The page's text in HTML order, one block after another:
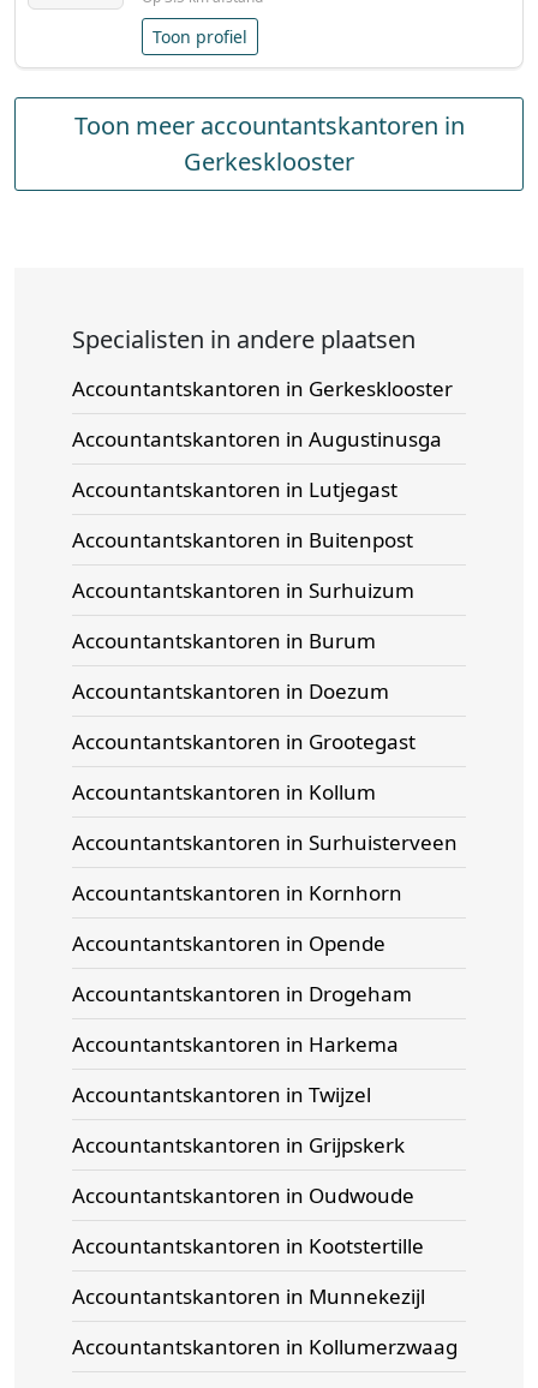
Toon profiel
Toon meer accountantskantoren in
Gerkesklooster
Specialisten in andere plaatsen
Accountantskantoren in Gerkesklooster
Accountantskantoren in Augustinusga
Accountantskantoren in Lutjegast
Accountantskantoren in Buitenpost
Accountantskantoren in Surhuizum
Accountantskantoren in Burum
Accountantskantoren in Doezum
Accountantskantoren in Grootegast
Accountantskantoren in Kollum
Accountantskantoren in Surhuisterveen
Accountantskantoren in Kornhorn
Accountantskantoren in Opende
Accountantskantoren in Drogeham
Accountantskantoren in Harkema
Accountantskantoren in Twijzel
Accountantskantoren in Grijpskerk
Accountantskantoren in Oudwoude
Accountantskantoren in Kootstertille
Accountantskantoren in Munnekezijl
Accountantskantoren in Kollumerzwaag